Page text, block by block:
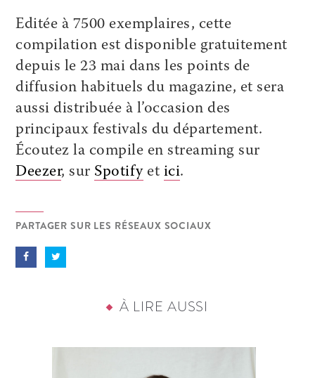
Editée à 7500 exemplaires, cette
compilation est disponible gratuitement
depuis le 23 mai dans les points de
diffusion habituels du magazine, et sera
aussi distribuée à l’occasion des
principaux festivals du département.
Écoutez la compile en streaming sur
Deezer, sur Spotifyet ici.
PARTAGER SUR LES RÉSEAUX SOCIAUX
À LIRE AUSSI